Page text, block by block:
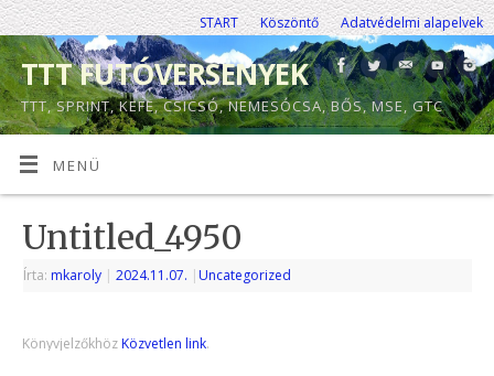
START Köszöntő Adatvédelmi alapelvek
TTT FUTÓVERSENYEK
TTT, SPRINT, KEFE, CSICSÓ, NEMESÓCSA, BŐS, MSE, GTC
MENÜ
Untitled_4950
Írta: mkaroly | 2024.11.07. | Uncategorized
Könyvjelzőkhöz Közvetlen link.